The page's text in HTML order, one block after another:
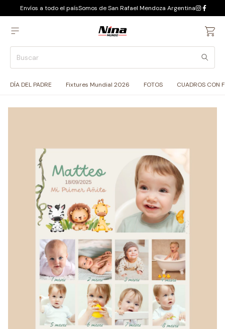
Envíos a todo el paísSomos de San Rafael Mendoza Argentina
DÍA DEL PADRE Fixtures Mundial 2026 FOTOS CUADROS CON